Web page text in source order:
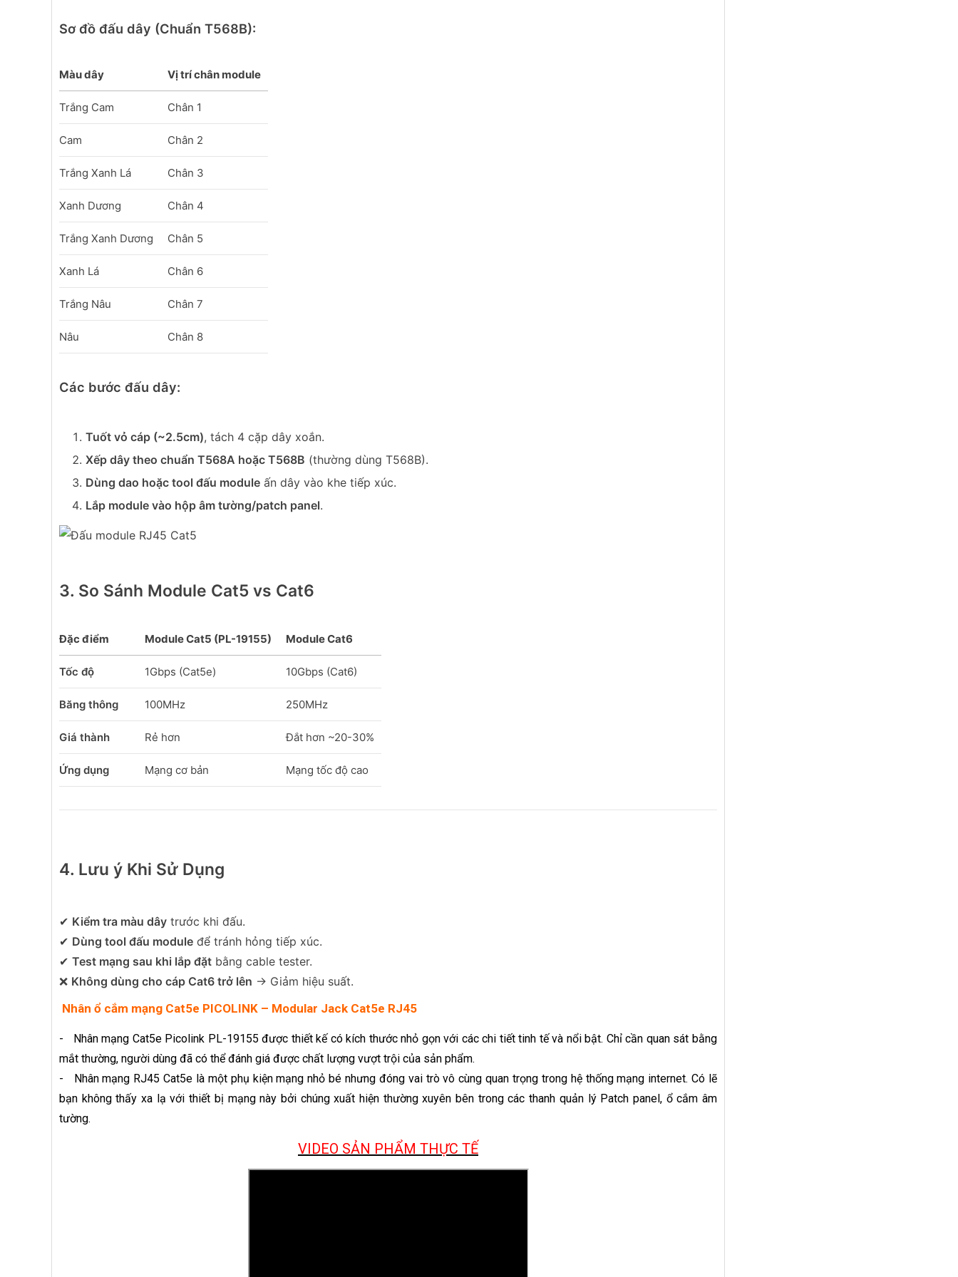
Sơ đồ đấu dây (Chuẩn T568B):
Màu dây Vị trí chân module
Trắng Cam Chân 1
Cam Chân 2
Trắng Xanh Lá Chân 3
Xanh Dương Chân 4
Trắng Xanh Dương Chân 5
Xanh Lá Chân 6
Trắng Nâu Chân 7
Nâu Chân 8
Các bước đấu dây:
Tuốt vỏ cáp (~2.5cm), tách 4 cặp dây xoắn.
Xếp dây theo chuẩn T568A hoặc T568B (thường dùng T568B).
Dùng dao hoặc tool đấu module ấn dây vào khe tiếp xúc.
Lắp module vào hộp âm tường/patch panel.
3. So Sánh Module Cat5 vs Cat6
Đặc điểm Module Cat5 (PL-19155) Module Cat6
Tốc độ 1Gbps (Cat5e) 10Gbps (Cat6)
Băng thông 100MHz 250MHz
Giá thành Rẻ hơn Đắt hơn ~20-30%
Ứng dụng Mạng cơ bản Mạng tốc độ cao
4. Lưu ý Khi Sử Dụng
✔ Kiểm tra màu dây trước khi đấu.
✔ Dùng tool đấu module để tránh hỏng tiếp xúc.
✔ Test mạng sau khi lắp đặt bằng cable tester.
❌ Không dùng cho cáp Cat6 trở lên → Giảm hiệu suất.
Nhân ổ cắm mạng Cat5e PICOLINK – Modular Jack Cat5e RJ45
- Nhân mạng Cat5e Picolink PL-19155 được thiết kế có kích thước nhỏ gọn với các chi tiết tinh tế và nổi bật. Chỉ cần quan sát bằng
mắt thường, người dùng đã có thể đánh giá được chất lượng vượt trội của sản phẩm.
- Nhân mạng RJ45 Cat5e là một phụ kiện mạng nhỏ bé nhưng đóng vai trò vô cùng quan trọng trong hệ thống mạng internet. Có lẽ
bạn không thấy xa lạ với thiết bị mạng này bởi chúng xuất hiện thường xuyên bên trong các thanh quản lý Patch panel, ổ cắm âm
tường.
VIDEO SẢN PHẨM THỰC TẾ